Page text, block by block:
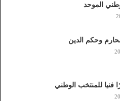
الموحد
وحكم الدين
فنيا للمنتخب الوطني